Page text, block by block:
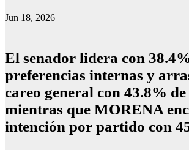
Jun 18, 2026
El senador lidera con
preferencias internas y
careo general con 43.8%
mientras que MORENA
intención por partido con